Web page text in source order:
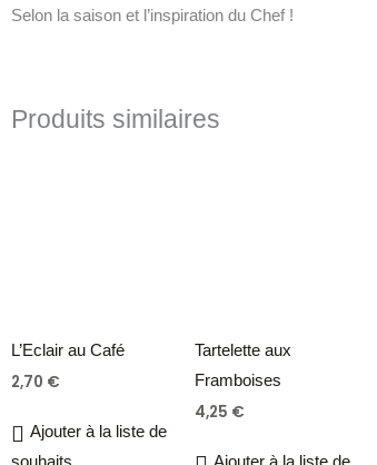
Selon la saison et l’inspiration du Chef !
Produits similaires
L’Eclair au Café
2,70 €
Ajouter à la liste de
souhaits
Tartelette aux
Framboises
4,25 €
Ajouter à la liste de